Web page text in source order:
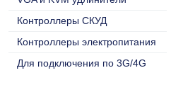
Контроллеры СКУД
Контроллеры электропитания
Для подключения по 3G/4G